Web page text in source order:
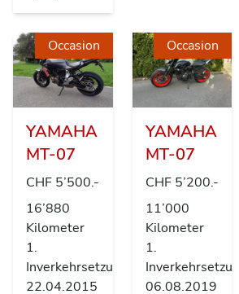
Occasion
YAMAHA
MT-07
CHF 5’500.-
16’880
Kilometer
1.
Inverkehrsetzung
22.04.2015
Occasion
YAMAHA
MT-07
CHF 5’200.-
11’000
Kilometer
1.
Inverkehrsetzung
06.08.2019